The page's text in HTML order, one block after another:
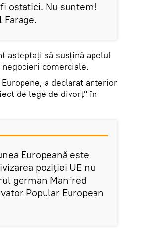
ostatici. Nu suntem!
așteptați să susțină apelul
negocieri comerciale.
a declarat anterior
de lege de divorț" în
Europeană este
poziției UE nu
german Manfred
Popular European